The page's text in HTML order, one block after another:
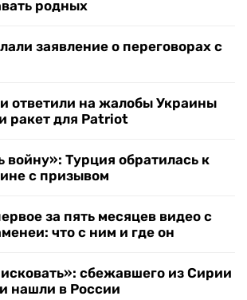
родных
заявление о переговорах с
ответили на жалобы Украины
ракет для Patriot
войну»: Турция обратилась к
с призывом
за пять месяцев видео с
что с ним и где он
сбежавшего из Сирии
нашли в России